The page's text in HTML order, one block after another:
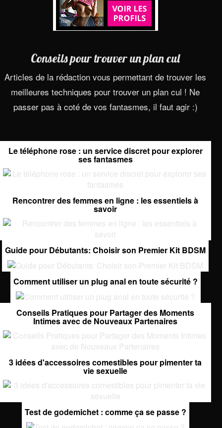
Conseils pour trouver un plan cul
Articles de la rédaction vous permettant de trouver les
meilleures techniques pour trouver un plan cul ! Ne
passer pas à coté de vos fantasmes, il faut agir :)
Le téléphone rose : un service discret pour explorer
ses fantasmes
Rencontrer des femmes en ligne : les essentiels à
savoir
Guide pour Débutants: Choisir son Premier Kit BDSM
Comment utiliser un plug anal en toute sécurité ?
Conseils Pratiques pour Partager des Moments
Intimes avec de Nouveaux Partenaires
3 idées d'accessoires comestibles pour pimenter ta
vie sexuelle
Test de godemichet : comme ça se passe ?